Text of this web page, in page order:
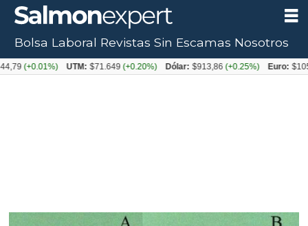
Bolsa Laboral Revistas Sin Escamas Nosotros
UTM: $71.649 (+0.20%) Dólar: $913,86 (+0.25%) Euro: $1053,08(-